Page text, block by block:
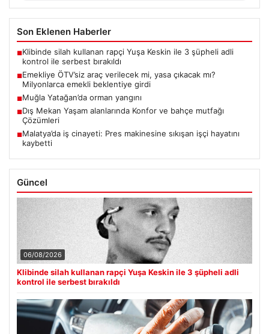
Son Eklenen Haberler
■Klibinde silah kullanan rapçi Yuşa Keskin ile 3 şüpheli adli
kontrol ile serbest bırakıldı
■Emekliye ÖTV’siz araç verilecek mi, yasa çıkacak mı?
Milyonlarca emekli beklentiye girdi
■Muğla Yatağan’da orman yangını
■Dış Mekan Yaşam alanlarında Konfor ve bahçe mutfağı
Çözümleri
■Malatya’da iş cinayeti: Pres makinesine sıkışan işçi hayatını
kaybetti
Güncel
06/08/2026
Klibinde silah kullanan rapçi Yuşa Keskin ile 3 şüpheli adli
kontrol ile serbest bırakıldı